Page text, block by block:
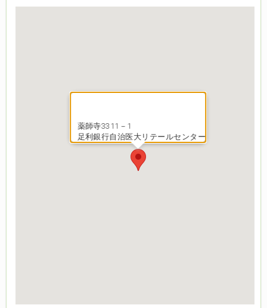
薬師寺3311－1
足利銀行自治医大リテールセンター